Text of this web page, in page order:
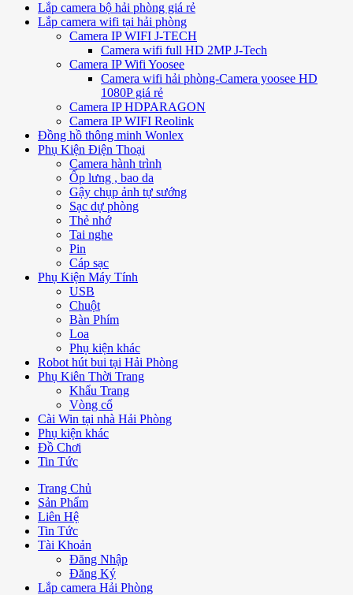
Lắp camera bộ hải phòng giá rẻ
Lắp camera wifi tại hải phòng
Camera IP WIFI J-TECH
Camera wifi full HD 2MP J-Tech
Camera IP Wifi Yoosee
Camera wifi hải phòng-Camera yoosee HD
1080P giá rẻ
Camera IP HDPARAGON
Camera IP WIFI Reolink
Đồng hồ thông minh Wonlex
Phụ Kiện Điện Thoại
Camera hành trình
Ốp lưng , bao da
Gậy chụp ảnh tự sướng
Sạc dự phòng
Thẻ nhớ
Tai nghe
Pin
Cáp sạc
Phụ Kiện Máy Tính
USB
Chuột
Bàn Phím
Loa
Phụ kiện khác
Robot hút bui tại Hải Phòng
Phụ Kiên Thời Trang
Khẩu Trang
Vòng cổ
Cài Win tại nhà Hải Phòng
Phụ kiện khác
Đồ Chơi
Tin Tức
Trang Chủ
Sản Phẩm
Liên Hệ
Tin Tức
Tài Khoản
Đăng Nhập
Đăng Ký
Lắp camera Hải Phòng